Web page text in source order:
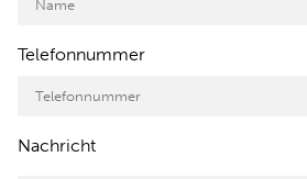
Telefonnummer
Nachricht